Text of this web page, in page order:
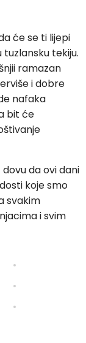
će se ti lijepi
tekiju.
ramazan
i dobre
nafaka
bit će
da ovi dani
koje smo
svakim
i svim